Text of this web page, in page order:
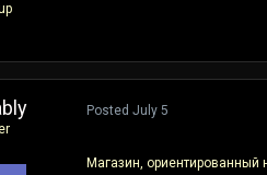
Posted July 5
Магазин, ориентированный